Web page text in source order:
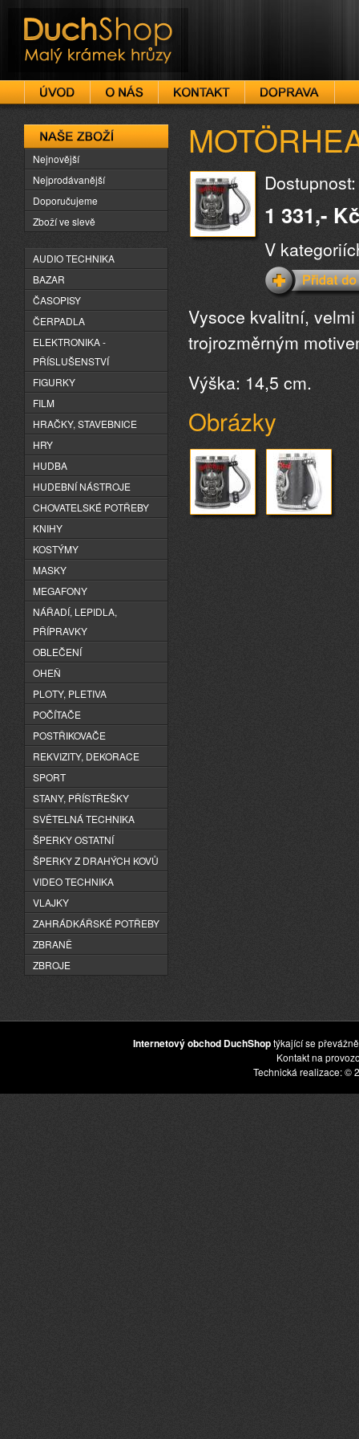
DuchShop
1 331,-
V
Vysoce kvalitní,
trojrozměrným
Výška: 14,5 cm.
Obrázky
Naše zboží
Nejnovější
Nejprodávanější
Doporučujeme
Zboží ve slevě
AUDIO TECHNIKA
BAZAR
ČASOPISY
ČERPADLA
ELEKTRONIKA -
PŘÍSLUŠENSTVÍ
FIGURKY
FILM
HRAČKY, STAVEBNICE
HRY
HUDBA
HUDEBNÍ NÁSTROJE
CHOVATELSKÉ POTŘEBY
KNIHY
KOSTÝMY
MASKY
MEGAFONY
NÁŘADÍ, LEPIDLA,
PŘÍPRAVKY
OBLEČENÍ
OHEŇ
PLOTY, PLETIVA
POČÍTAČE
POSTŘIKOVAČE
REKVIZITY, DEKORACE
SPORT
STANY, PŘÍSTŘEŠKY
SVĚTELNÁ TECHNIKA
ŠPERKY OSTATNÍ
ŠPERKY Z DRAHÝCH KOVŮ
VIDEO TECHNIKA
VLAJKY
ZAHRÁDKÁŘSKÉ POTŘEBY
ZBRANĚ
ZBROJE
Internetový obchod DuchShoptýkající se
Kontakt na
Technická realizace: ©